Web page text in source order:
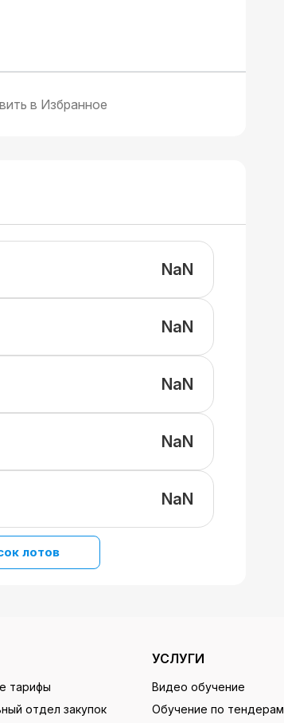
в Избранное
NaN
NaN
NaN
NaN
NaN
лотов
тарифы
отдел закупок
УСЛУГИ
Видео обучение
Обучение по тендерам